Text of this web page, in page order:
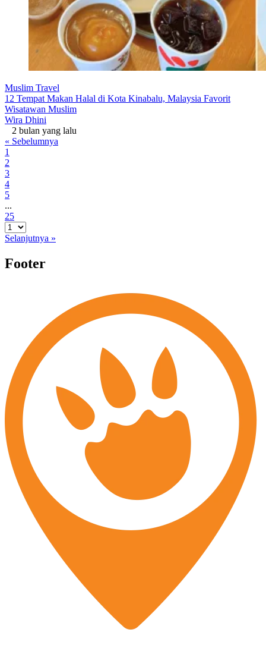
Muslim Travel
12 Tempat Makan Halal di Kota Kinabalu, Malaysia Favorit
Wisatawan Muslim
Wira Dhini
2 bulan yang lalu
« Sebelumnya
1
2
3
4
5
...
25
Selanjutnya »
Footer